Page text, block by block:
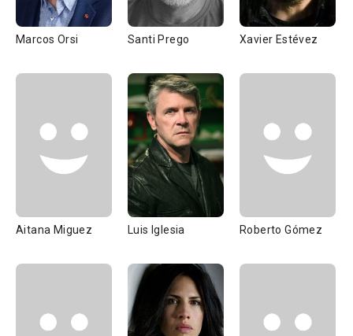
Marcos Orsi Santi Prego Xavier Estévez
Aitana Miguez Luis Iglesia Roberto Gómez